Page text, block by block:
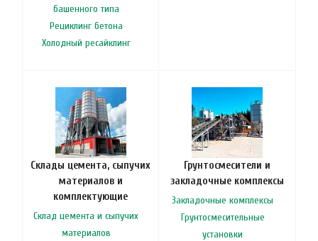
башенного типа
Рециклинг бетона
Холодный ресайклинг
Склады цемента, сыпучих
материалов и
комплектующие
Склад цемента и сыпучих
материалов
Грунтосмесители и
закладочные комплексы
Закладочные комплексы
Грунтосмесительные
установки